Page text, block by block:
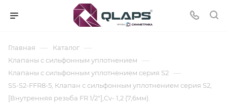
Главная — Каталог —
Клапаны с сильфонным уплотнением —
Клапаны с сильфонным уплотнением серия S2 —
SS-S2-FFR8-5, Клапан с сильфонным уплотнением серия S2,
[Внутренняя резьба FR 1/2"],Cv- 1,2 (7,6мм).